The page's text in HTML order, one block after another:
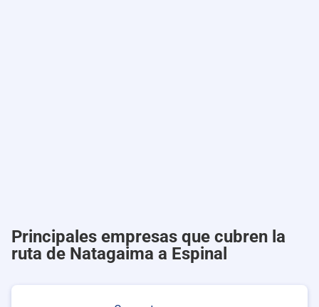
Principales empresas que cubren la
ruta de Natagaima a Espinal